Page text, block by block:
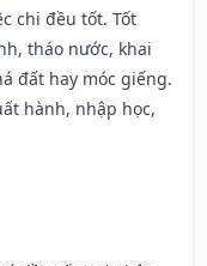
chi đều tốt. Tốt
tháo nước, khai
đất hay móc giếng.
hành, nhập học,